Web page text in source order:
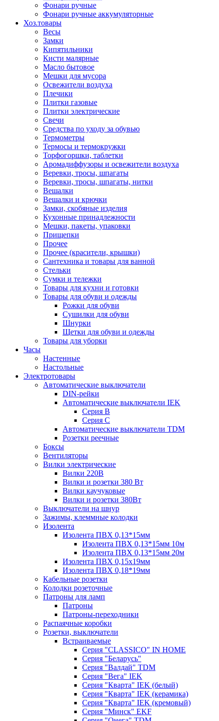
Фонари ручные
Фонари ручные аккумуляторные
Хоз.товары
Весы
Замки
Кипятильники
Кисти малярные
Масло бытовое
Мешки для мусора
Освежители воздуха
Плечики
Плитки газовые
Плитки электрические
Свечи
Средства по уходу за обувью
Термометры
Термосы и термокружки
Торфогоршки, таблетки
Аромадиффузоры и освежители воздуха
Веревки, тросы, шпагаты
Веревки, тросы, шпагаты, нитки
Вешалки
Вешалки и крючки
Замки, скобяные изделия
Кухонные принадлежности
Мешки, пакеты, упаковки
Прищепки
Прочее
Прочее (красители, крышки)
Сантехника и товары для ванной
Стельки
Сумки и тележки
Товары для кухни и готовки
Товары для обуви и одежды
Рожки для обуви
Сушилки для обуви
Шнурки
Щетки для обуви и одежды
Товары для уборки
Часы
Настенные
Настольные
Электротовары
Автоматические выключатели
DIN-рейки
Автоматические выключатели IEK
Серия B
Серия С
Автоматические выключатели TDM
Розетки реечные
Боксы
Вентиляторы
Вилки электрические
Вилки 220В
Вилки и розетки 380 Вт
Вилки каучуковые
Вилки и розетки 380Вт
Выключатели на шнур
Зажимы, клеммные колодки
Изолента
Изолента ПВХ 0,13*15мм
Изолента ПВХ 0,13*15мм 10м
Изолента ПВХ 0,13*15мм 20м
Изолента ПВХ 0,15х19мм
Изолента ПВХ 0,18*19мм
Кабельные розетки
Колодки розеточные
Патроны для ламп
Патроны
Патроны-переходники
Распаячные коробки
Розетки, выключатели
Встраиваемые
Серия "CLASSICO" IN HOME
Серия "Беларусь"
Серия "Валдай" TDM
Серия "Вега" IEK
Серия "Кварта" IEK (белый)
Серия "Кварта" IEK (керамика)
Серия "Кварта" IEK (кремовый)
Серия "Минск" EKF